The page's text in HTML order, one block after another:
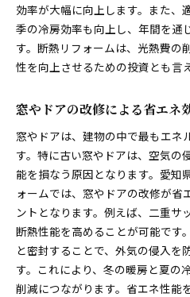
効率が大幅に向上します。また、
季の冷房効率も向上し、年間を通
す。断熱リフォームは、光熱費の
性を向上させるための投資とも言
窓やドアの改修による省エネ
窓やドアは、建物の中で最もエネ
す。特に古い窓やドアは、空気の
能を損なう原因となります。愛知
ォームでは、窓やドアの改修が省
ントとなります。例えば、二重サ
断熱性能を高めることが可能です
と密封することで、外気の侵入を
す。これにより、冬の暖房と夏の
削減につながります。省エネ性能